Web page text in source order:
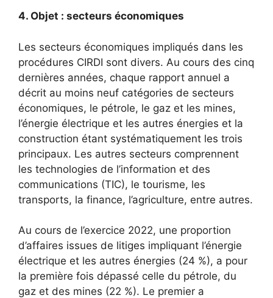
4. Objet : secteurs économiques
Les secteurs économiques impliqués dans les
procédures CIRDI sont divers. Au cours des cinq
dernières années, chaque rapport annuel a
décrit au moins neuf catégories de secteurs
économiques, le pétrole, le gaz et les mines,
l’énergie électrique et les autres énergies et la
construction étant systématiquement les trois
principaux. Les autres secteurs comprennent
les technologies de l’information et des
communications (TIC), le tourisme, les
transports, la finance, l’agriculture, entre autres.
Au cours de l’exercice 2022, une proportion
d’affaires issues de litiges impliquant l’énergie
électrique et les autres énergies (24 %), a pour
la première fois dépassé celle du pétrole, du
gaz et des mines (22 %). Le premier a